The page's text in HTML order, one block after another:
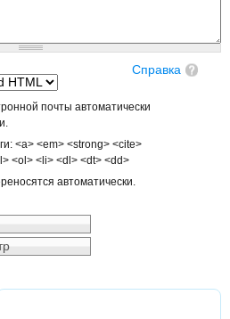
Справка
почты автоматически
<a> <em> <strong> <cite>
<ol> <li> <dl> <dt> <dd>
автоматически.